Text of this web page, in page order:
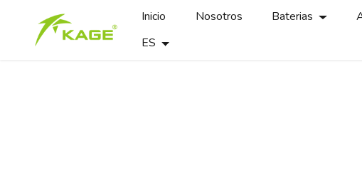
Inicio Nosotros Baterias
ES